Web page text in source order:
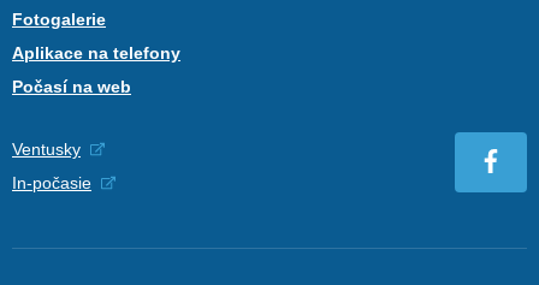
Fotogalerie
Aplikace na telefony
Počasí na web
Ventusky
In-počasie